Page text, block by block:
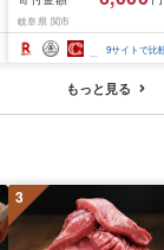
ツメキリ][選べる本数
本〜5本セット] 貝印 関
孫六 爪切り type102
テンレス 高級つめきり
ストッパーケース U字
取り外し可能 2WAY や
すり ギフト
岐阜県 関市
9サイトで比
もっと見る
3